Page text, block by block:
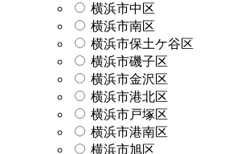
横浜市中区
横浜市南区
横浜市保土ケ谷区
横浜市磯子区
横浜市金沢区
横浜市港北区
横浜市戸塚区
横浜市港南区
横浜市旭区